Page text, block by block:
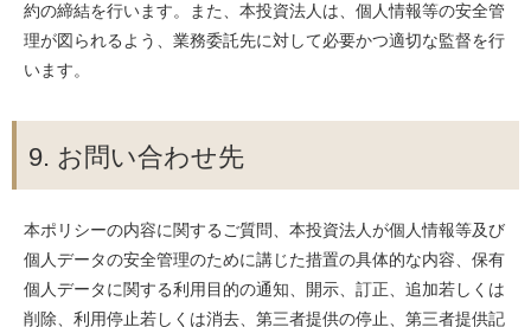
約の締結を行います。また、本投資法人は、個人情報等の安全管
理が図られるよう、業務委託先に対して必要かつ適切な監督を行
います。
9. お問い合わせ先
本ポリシーの内容に関するご質問、本投資法人が個人情報等及び
個人データの安全管理のために講じた措置の具体的な内容、保有
個人データに関する利用目的の通知、開示、訂正、追加若しくは
削除、利用停止若しくは消去、第三者提供の停止、第三者提供記